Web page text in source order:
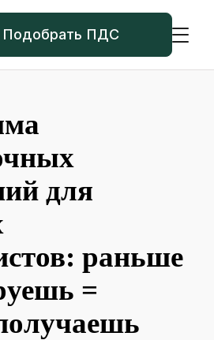
Подобрать ПДС
для
раньше
=